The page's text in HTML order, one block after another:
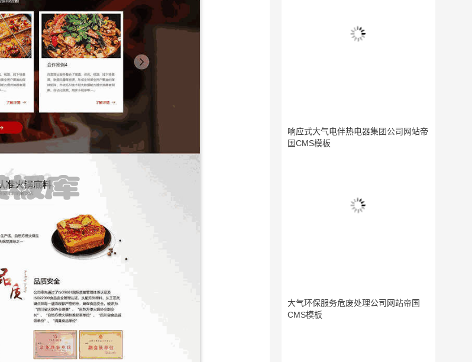
响应式大气电伴热电器集团公司网站帝
国CMS模板
大气环保服务危废处理公司网站帝国
CMS模板